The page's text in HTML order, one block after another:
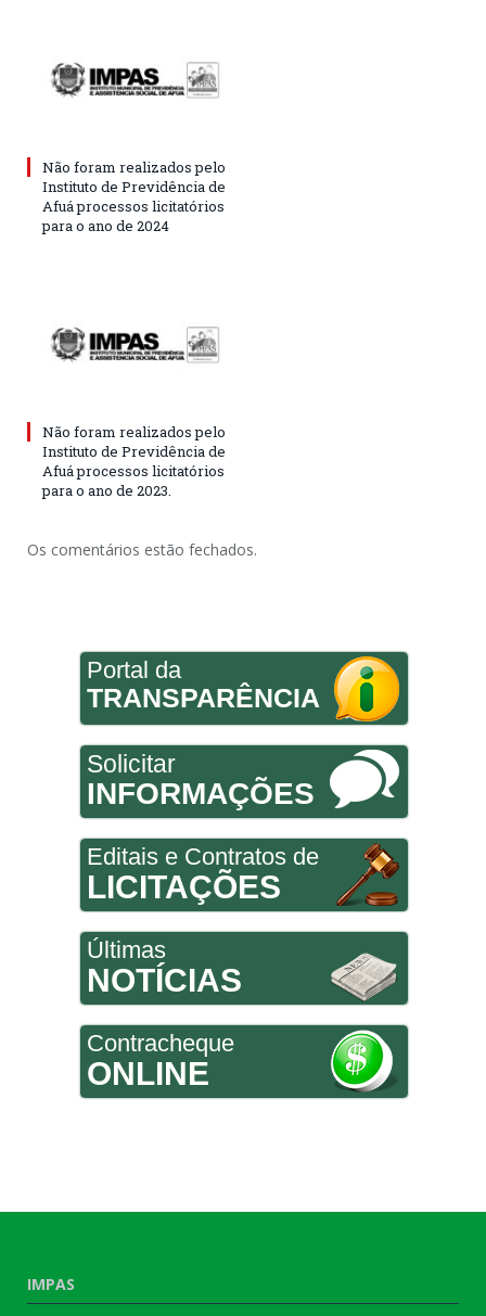
Não foram realizados pelo
Instituto de Previdência de
Afuá processos licitatórios
para o ano de 2024
Não foram realizados pelo
Instituto de Previdência de
Afuá processos licitatórios
para o ano de 2023.
Os comentários estão fechados.
Portal da
TRANSPARÊNCIA
Solicitar
INFORMAÇÕES
Editais e Contratos de
LICITAÇÕES
Últimas
NOTÍCIAS
Contracheque
ONLINE
IMPAS